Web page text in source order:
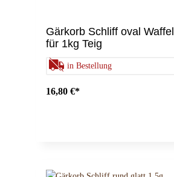
Gärkorb Schliff oval
für 1kg Teig
in Bestellung
16,80 €*